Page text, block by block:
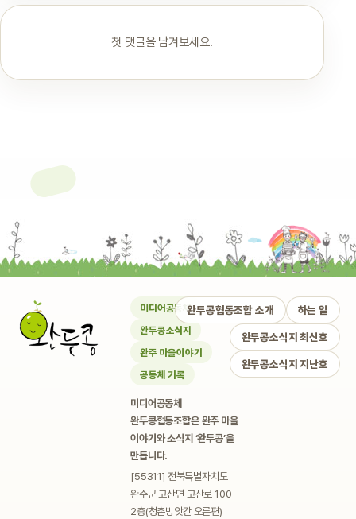
첫 댓글을 남겨보세요.
미디어공동체
완두콩소식지
완주 마을이야기
공동체 기록
미디어공동체
완두콩협동조합은 완주 마을
이야기와 소식지 ‘완두콩’을
만듭니다.
[55311] 전북특별자치도
완주군 고산면 고산로 100
2층(청촌방앗간 오른편)
완두콩협동조합 소개 하는 일
완두콩소식지 최신호
완두콩소식지 지난호